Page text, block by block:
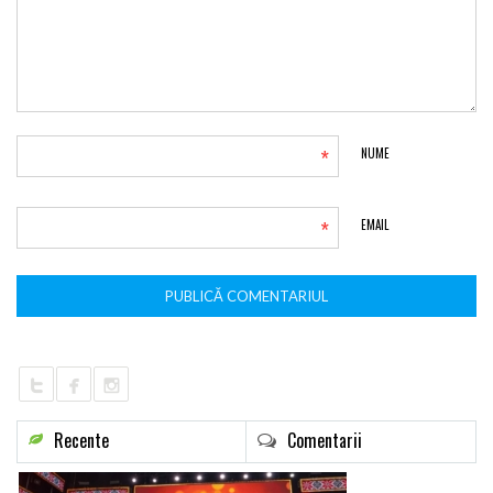
NUME
*
EMAIL
*
Recente Comentarii